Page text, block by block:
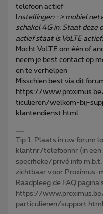
telefoon actief
nstellingen -> mobiel
schakel 4G in. Staat deze
actief staat is VoLTE actief.
Mocht VoLTE om één of
neem je best contact op
en te verhelpen
Misschien best via dit
https://
ticulieren/welkom-bij-
klantendienst.html
Tip 1: Plaats in uw forum
klantnr/telefoonnr (in
specifieke/privé info
zichtbaar voor Proximus-
Raadpleeg de FAQ
https://
particulieren/support.html